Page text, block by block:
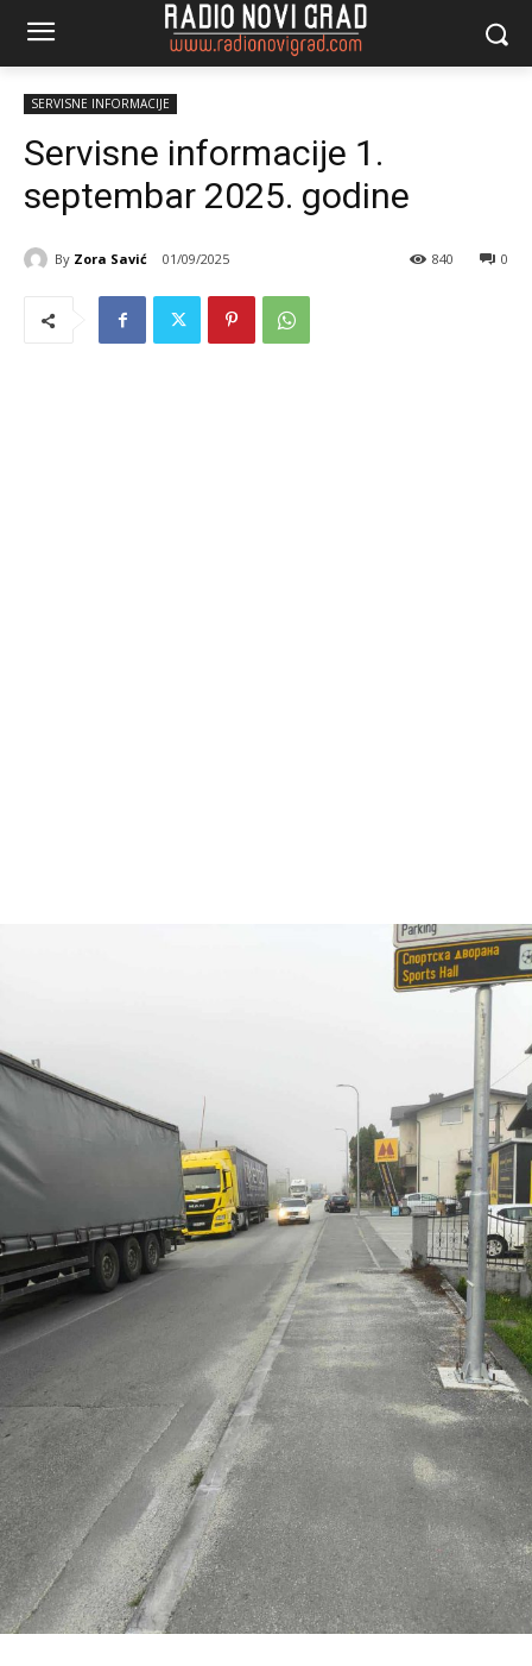
SERVISNE INFORMACIJE
Servisne informacije 1.
septembar 2025. godine
By Zora Savić 01/09/2025 0
840